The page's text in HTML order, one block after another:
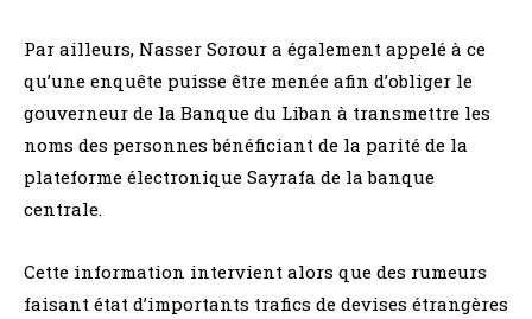
Par ailleurs, Nasser Sorour a également appelé à ce
qu’une enquête puisse être menée afin d’obliger le
gouverneur de la Banque du Liban à transmettre les
noms des personnes bénéficiant de la parité de la
plateforme électronique Sayrafa de la banque
centrale.
Cette information intervient alors que des rumeurs
faisant état d’importants trafics de devises étrangères